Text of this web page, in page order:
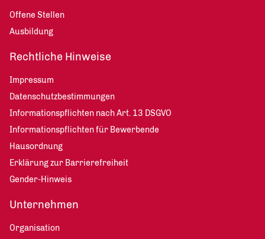
Offene Stellen
Ausbildung
Rechtliche Hinweise
Impressum
Datenschutzbestimmungen
Informationspflichten nach Art. 13 DSGVO
Informationspflichten für Bewerbende
Hausordnung
Erklärung zur Barrierefreiheit
Gender-Hinweis
Unternehmen
Organisation